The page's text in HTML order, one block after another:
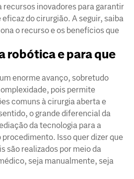
recursos inovadores para garantir
do cirurgião. A seguir, saiba
o recurso e os benefícios que
robótica e para que
enorme avanço, sobretudo
pois permite
comuns à cirurgia aberta e
o grande diferencial da
da tecnologia para a
Isso quer dizer que
são realizados por meio da
seja manualmente, seja